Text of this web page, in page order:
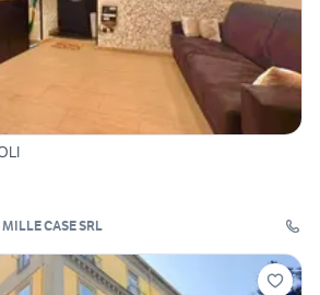
CASE SRL